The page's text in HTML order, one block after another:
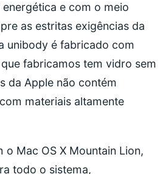
e com o meio
as estritas exigências da
unibody é fabricado com
fabricamos tem vidro sem
da Apple não contém
materiais altamente
Mac OS X Mountain Lion,
todo o sistema,